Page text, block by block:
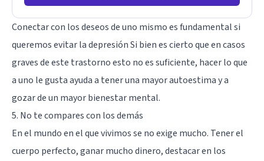
Conectar con los deseos de uno mismo es fundamental si
queremos evitar la depresión Si bien es cierto que en casos
graves de este trastorno esto no es suficiente, hacer lo que
a uno le gusta ayuda a tener una mayor autoestima y a
gozar de un mayor bienestar mental.
5. No te compares con los demás
En el mundo en el que vivimos se no exige mucho. Tener el
cuerpo perfecto, ganar mucho dinero, destacar en los